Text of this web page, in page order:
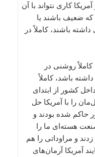
کاری نتواند با آن
که ضعیف باشند یا
باشند، کاملاً در
روشنی در
باشد، کاملاً
کشور از ابتدای
را با آمریکا حل
حاکم شده بودند و
هسته‌ای ما را
و مراوداتی را هم
آمریکا آرمان‌های